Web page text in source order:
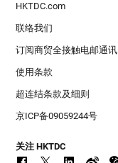
HKTDC.com
联络我们
订阅商贸全接触电邮通讯
使用条款
超连结条款及细则
京ICP备09059244号
关注 HKTDC